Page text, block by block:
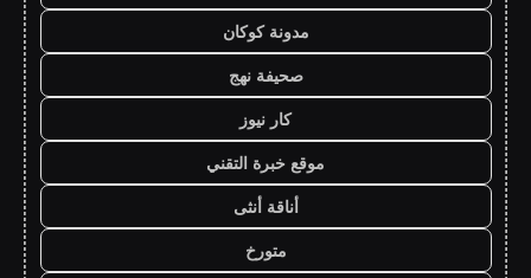
مدونة كوكان
صحيفة نهج
كار نيوز
موقع خبرة التقني
أناقة أنثى
متورخ